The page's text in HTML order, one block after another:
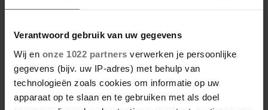
Verantwoord gebruik van uw gegevens
Wij en onze 1022 partners verwerken je persoonlijke
gegevens (bijv. uw IP-adres) met behulp van
technologieën zoals cookies om informatie op uw
apparaat op te slaan en te gebruiken met als doel